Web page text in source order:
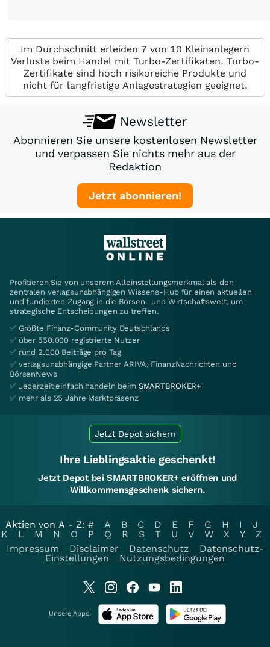
Im Durchschnitt erleiden 7 von 10 Kleinanlegern
Verluste beim Handel mit Turbo-Zertifikaten. Turbo-
Zertifikate sind hoch risikoreiche Produkte und
nicht für langfristige Anlagestrategien geeignet.
Newsletter
Abonnieren Sie unsere kostenlosen Newsletter
und verpassen Sie nichts mehr aus der
Redaktion
Jetzt abonnieren!
Profitieren Sie von unserem Alleinstellungsmerkmal als den
zentralen verlagsunabhängigen Wissens-Hub für einen aktuellen
und fundierten Zugang in die Börsen- und Wirtschaftswelt, um
strategische Entscheidungen zu treffen.
✅ Größte Finanz-Community Deutschlands
✅ über 550.000 registrierte Nutzer
✅ rund 2.000 Beiträge pro Tag
✅ verlagsunabhängige Partner ARIVA, FinanzNachrichten und
BörsenNews
✅ Jederzeit einfach handeln beim SMARTBROKER+
✅ mehr als 25 Jahre Marktpräsenz
Jetzt Depot sichern
Ihre Lieblingsaktie geschenkt!
Jetzt Depot bei SMARTBROKER+ eröffnen und
Willkommensgeschenk sichern.
Aktien von A - Z: # A B C D E F G H I
J
K
L M N O P Q R S T U V W X Y
Z
Impressum
Disclaimer Datenschutz
Datenschutz-
Einstellungen
Nutzungsbedingungen
Unsere Apps: